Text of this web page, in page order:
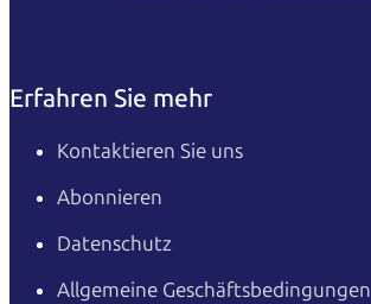
Erfahren Sie mehr
Kontaktieren Sie uns
Abonnieren
Datenschutz
Allgemeine Geschäftsbedingungen